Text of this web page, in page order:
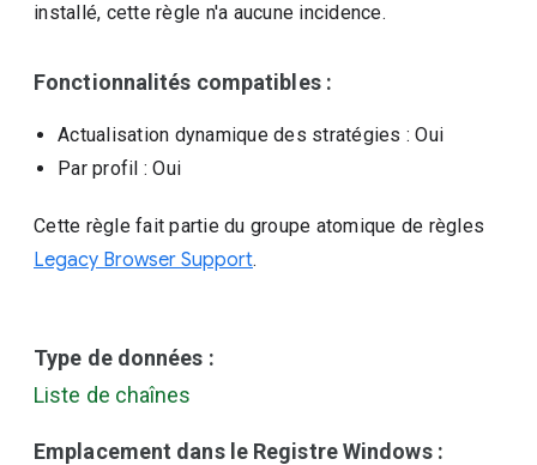
installé, cette règle n'a aucune incidence.
Fonctionnalités compatibles :
Actualisation dynamique des stratégies : Oui
Par profil : Oui
Cette règle fait partie du groupe atomique de règles
Legacy Browser Support.
Type de données :
Liste de chaînes
Emplacement dans le Registre Windows :